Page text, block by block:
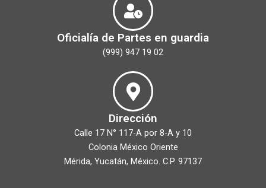
Oficialía de Partes en guardia
(999) 947 19 02
Dirección
Calle 17 N° 117-A por 8-A y 10
Colonia México Oriente
Mérida, Yucatán, México. C.P. 97137